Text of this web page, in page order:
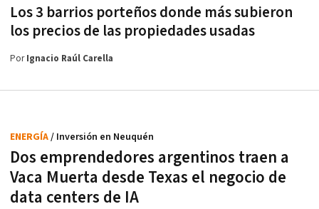
Los 3 barrios porteños donde más subieron
los precios de las propiedades usadas
PorIgnacio Raúl Carella
Dos emprendedores argentinos traen a
Vaca Muerta desde Texas el negocio de
data centers de IA
ENERGÍA/ Inversión en Neuquén